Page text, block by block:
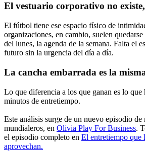
El vestuario corporativo no
El fútbol tiene ese espacio físico de
organizaciones, en cambio, suelen
del lunes, la agenda de la semana. Falta el
futuro sin la urgencia del día a día.
La cancha embarrada es la
Lo que diferencia a los que ganan es lo que
minutos de entretiempo.
Este análisis surge de un nuevo episodio
mundialeros, en Olivia Play For Business.
el episodio completo en El entretiempo que
aprovechan.